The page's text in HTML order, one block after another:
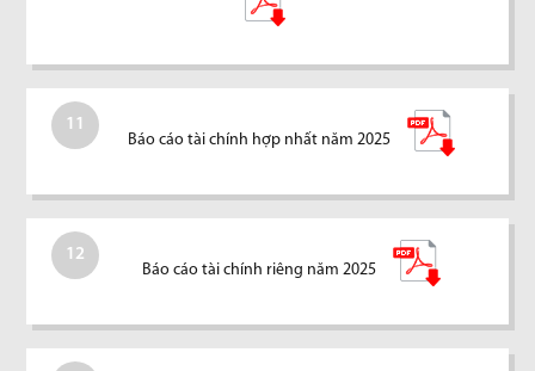
11
Báo cáo tài chính hợp nhất năm 2025
12
Báo cáo tài chính riêng năm 2025